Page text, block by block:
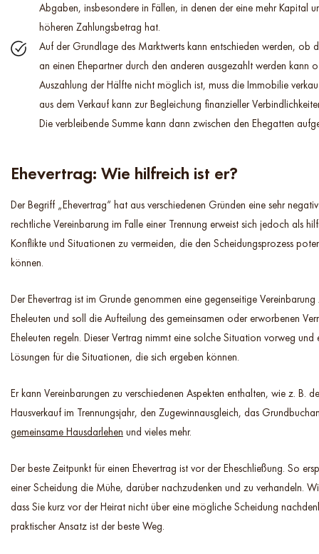
Abgaben, insbesondere in Fällen, in denen der eine mehr Kapital
höheren Zahlungsbetrag hat.
Auf der Grundlage des Marktwerts kann entschieden werden, ob
an einen Ehepartner durch den anderen ausgezahlt werden kann
Auszahlung der Hälfte nicht möglich ist, muss die Immobilie
aus dem Verkauf kann zur Begleichung finanzieller
Die verbleibende Summe kann dann zwischen den Ehegatten
Ehevertrag: Wie hilfreich ist er?
Der Begriff „Ehevertrag“ hat aus verschiedenen Gründen eine sehr
rechtliche Vereinbarung im Falle einer Trennung erweist sich jedoch als
Konflikte und Situationen zu vermeiden, die den Scheidungsprozess
können.
Der Ehevertrag ist im Grunde genommen eine gegenseitige
Eheleuten und soll die Aufteilung des gemeinsamen oder erworbenen
Eheleuten regeln. Dieser Vertrag nimmt eine solche Situation vorweg und
Lösungen für die Situationen, die sich ergeben können.
Er kann Vereinbarungen zu verschiedenen Aspekten enthalten, wie z. B.
Hausverkauf im Trennungsjahr, den Zugewinnausgleich, das
gemeinsame Hausdarlehen und vieles mehr.
Der beste Zeitpunkt für einen Ehevertrag ist vor der Eheschließung. So
einer Scheidung die Mühe, darüber nachzudenken und zu verhandeln.
dass Sie kurz vor der Heirat nicht über eine mögliche Scheidung
praktischer Ansatz ist der beste Weg.